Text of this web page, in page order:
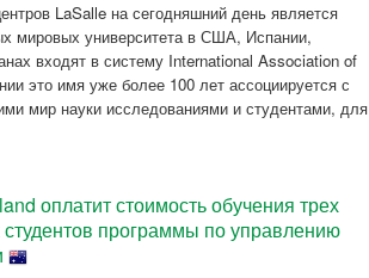
LaSalle на сегодняшний день является
мировых университета в США, Испании,
входят в систему International Association of
это имя уже более 100 лет ассоциируется с
мир науки исследованиями и студентами, для
оплатит стоимость обучения трех
программы по управлению